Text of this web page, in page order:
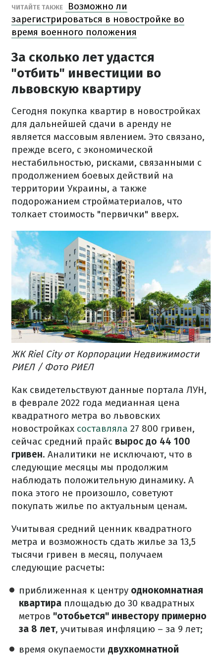
ЧИТАЙТЕ ТАКЖЕ
Возможно ли
зарегистрироваться в новостройке во
время военного положения
За сколько лет удастся
"отбить" инвестиции во
львовскую квартиру
Сегодня покупка квартир в новостройках
для дальнейшей сдачи в аренду не
является массовым явлением. Это связано,
прежде всего, с экономической
нестабильностью, рисками, связанными с
продолжением боевых действий на
территории Украины, а также
подорожанием стройматериалов, что
толкает стоимость "первички" вверх.
ЖК Riel City от Корпорации Недвижимости
РИЕЛ / Фото РИЕЛ
Как свидетельствуют данные портала ЛУН,
в феврале 2022 года медианная цена
квадратного метра во львовских
новостройках составляла 27 800 гривен,
сейчас средний прайс вырос до 44 100
гривен. Аналитики не исключают, что в
следующие месяцы мы продолжим
наблюдать положительную динамику. А
пока этого не произошло, советуют
покупать жилье по актуальным ценам.
Учитывая средний ценник квадратного
метра и возможность сдать жилье за 13,5
тысячи гривен в месяц, получаем
следующие расчеты:
приближенная к центру однокомнатная
квартира площадью до 30 квадратных
метров "отобьется" инвестору примерно
за 8 лет, учитывая инфляцию – за 9 лет;
время окупаемости двухкомнатной